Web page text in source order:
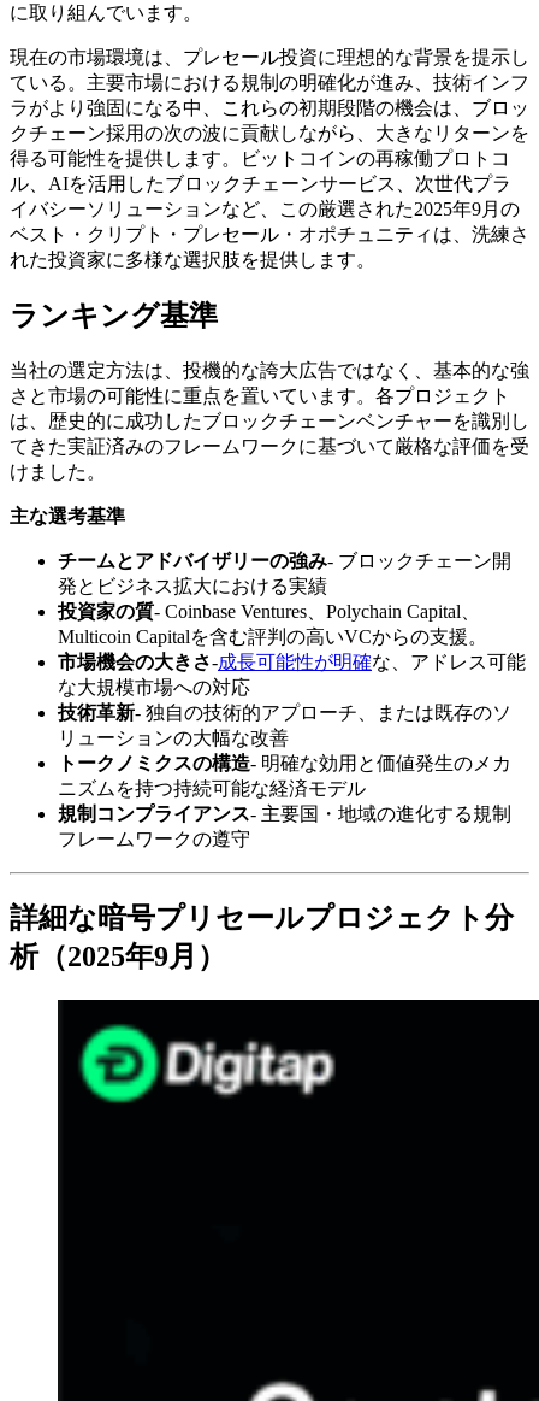
に取り組んでいます。
現在の市場環境は、プレセール投資に理想的な背景を提示し
ている。主要市場における規制の明確化が進み、技術インフ
ラがより強固になる中、これらの初期段階の機会は、ブロッ
クチェーン採用の次の波に貢献しながら、大きなリターンを
得る可能性を提供します。ビットコインの再稼働プロトコ
ル、AIを活用したブロックチェーンサービス、次世代プラ
イバシーソリューションなど、この厳選された2025年9月の
ベスト・クリプト・プレセール・オポチュニティは、洗練さ
れた投資家に多様な選択肢を提供します。
ランキング基準
当社の選定方法は、投機的な誇大広告ではなく、基本的な強
さと市場の可能性に重点を置いています。各プロジェクト
は、歴史的に成功したブロックチェーンベンチャーを識別し
てきた実証済みのフレームワークに基づいて厳格な評価を受
けました。
主な選考基準
チームとアドバイザリーの強み- ブロックチェーン開
発とビジネス拡大における実績
投資家の質- Coinbase Ventures、Polychain Capital、
Multicoin Capitalを含む評判の高いVCからの支援。
市場機会の大きさ-成長可能性が明確な、アドレス可能
な大規模市場への対応
技術革新- 独自の技術的アプローチ、または既存のソ
リューションの大幅な改善
トークノミクスの構造- 明確な効用と価値発生のメカ
ニズムを持つ持続可能な経済モデル
規制コンプライアンス- 主要国・地域の進化する規制
フレームワークの遵守
詳細な暗号プリセールプロジェクト分
析（2025年9月）